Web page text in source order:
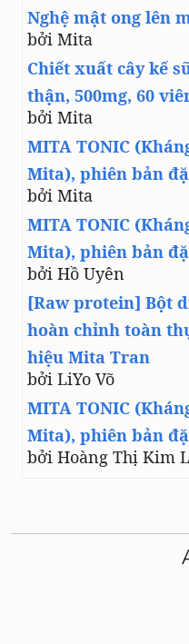
Nghệ mật ong lên
bởi Mita
Chiết xuất cây kế
thận, 500mg, 60
bởi Mita
MITA TONIC
Mita), phiên bản
bởi Mita
MITA TONIC
Mita), phiên bản
bởi Hồ Uyên
[Raw protein] Bột
hoàn chỉnh toàn
hiệu Mita Tran
bởi LiYo Võ
MITA TONIC
Mita), phiên bản
bởi Hoàng Thị Kim